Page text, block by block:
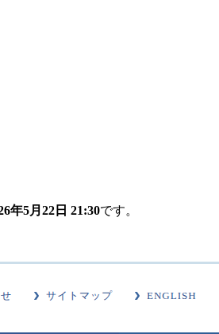
年5月22日 21:30です。